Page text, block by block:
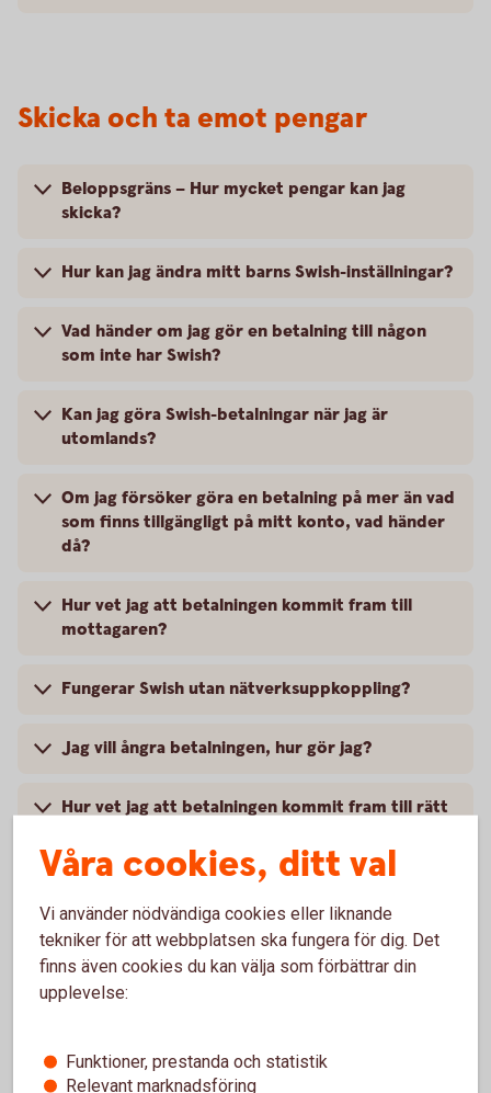
Skicka och ta emot pengar
Beloppsgräns – Hur mycket pengar kan jag
skicka?
Hur kan jag ändra mitt barns Swish-inställningar?
Vad händer om jag gör en betalning till någon
som inte har Swish?
Kan jag göra Swish-betalningar när jag är
utomlands?
Om jag försöker göra en betalning på mer än vad
som finns tillgängligt på mitt konto, vad händer
då?
Hur vet jag att betalningen kommit fram till
mottagaren?
Fungerar Swish utan nätverksuppkoppling?
Jag vill ångra betalningen, hur gör jag?
Hur vet jag att betalningen kommit fram till rätt
Telefontyp
Våra cookies, ditt val
Vi använder nödvändiga cookies eller liknande
tekniker för att webbplatsen ska fungera för dig. Det
finns även cookies du kan välja som förbättrar din
upplevelse:
Funktioner, prestanda och statistik
Relevant marknadsföring